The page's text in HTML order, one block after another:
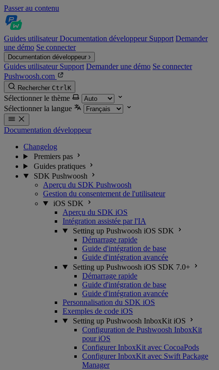
Passer au contenu
Guides utilisateurDocumentation développeur Support Demander
une démo Se connecter
Documentation développeur
Guides utilisateur Support Demander une démo Se connecter
Pushwoosh.com
Rechercher CtrlK
Sélectionner le thème
Sélectionner la langue
Documentation développeur
Changelog
Premiers pas
Guides pratiques
SDK Pushwoosh
Aperçu du SDK Pushwoosh
Gestion du consentement de l'utilisateur
iOS SDK
Aperçu du SDK iOS
Intégration assistée par l'IA
Setting up Pushwoosh iOS SDK
Démarrage rapide
Guide d'intégration de base
Guide d'intégration avancée
Setting up Pushwoosh iOS SDK 7.0+
Démarrage rapide
Guide d'intégration de base
Guide d'intégration avancée
Personnalisation du SDK iOS
Exemples de code iOS
Setting up Pushwoosh InboxKit iOS
Configuration de Pushwoosh InboxKit
pour iOS
Configurer InboxKit avec CocoaPods
Configurer InboxKit avec Swift Package
Manager